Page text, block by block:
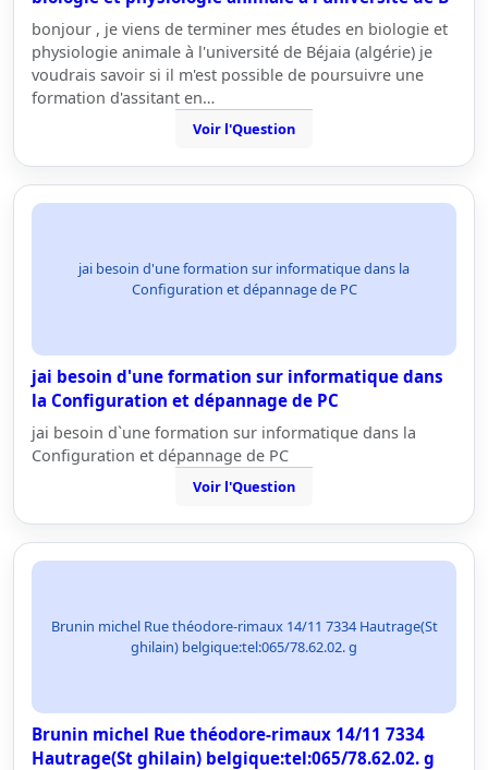
bonjour , je viens de terminer mes études en biologie et
physiologie animale à l'université de Béjaia (algérie) je
voudrais savoir si il m'est possible de poursuivre une
formation d'assitant en…
Voir l'Question
jai besoin d'une formation sur informatique dans la
Configuration et dépannage de PC
jai besoin d'une formation sur informatique dans
la Configuration et dépannage de PC
jai besoin d`une formation sur informatique dans la
Configuration et dépannage de PC
Voir l'Question
Brunin michel Rue théodore-rimaux 14/11 7334 Hautrage(St
ghilain) belgique:tel:065/78.62.02. g
Brunin michel Rue théodore-rimaux 14/11 7334
Hautrage(St ghilain) belgique:tel:065/78.62.02. g